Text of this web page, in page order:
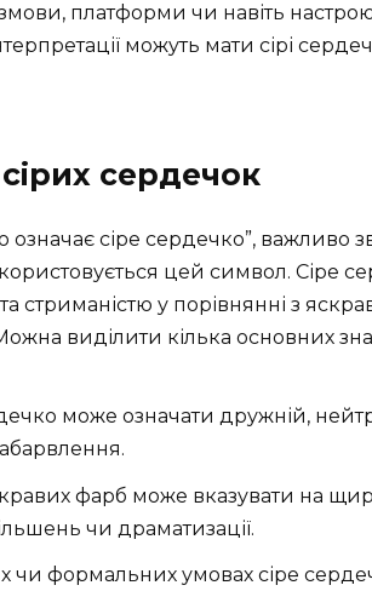
платформи чи навіть
можуть мати сірі
сердечок
сіре сердечко”, важливо
цей символ. Сіре
та стриманістю у порівнянні з
виділити кілька основних
може означати дружній,
фарб може вказувати на
чи драматизації.
чи формальних умовах сіре